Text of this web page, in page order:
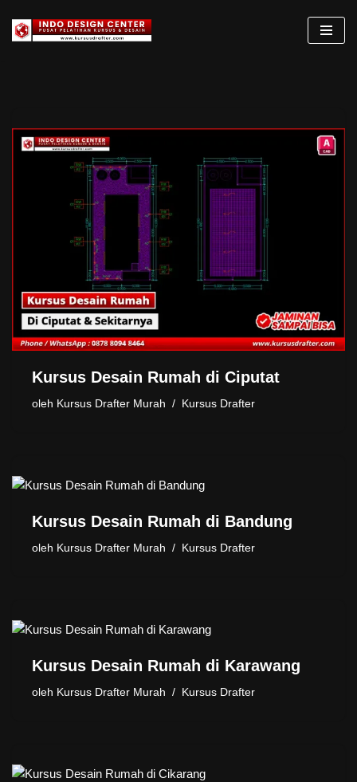
Lompat
Kursus Desain Rumah di Ciputat
oleh Kursus Drafter Murah Kursus Drafter
Kursus Desain Rumah di Bandung
oleh Kursus Drafter Murah Kursus Drafter
Kursus Desain Rumah di Karawang
oleh Kursus Drafter Murah Kursus Drafter